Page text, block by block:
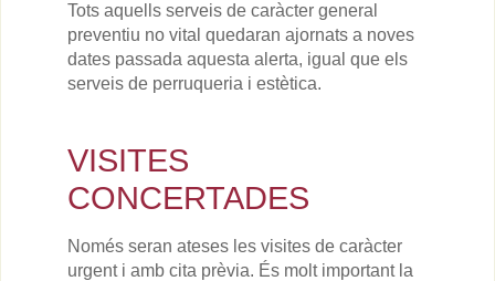
Tots aquells serveis de caràcter general
preventiu no vital quedaran ajornats a noves
dates passada aquesta alerta, igual que els
serveis de perruqueria i estètica.
VISITES
CONCERTADES
Només seran ateses les visites de caràcter
urgent i amb cita prèvia. És molt important la